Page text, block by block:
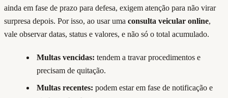
ainda em fase de prazo para defesa, exigem atenção para não virar
surpresa depois. Por isso, ao usar uma consulta veicular online,
vale observar datas, status e valores, e não só o total acumulado.
Multas vencidas: tendem a travar procedimentos e
precisam de quitação.
Multas recentes: podem estar em fase de notificação e